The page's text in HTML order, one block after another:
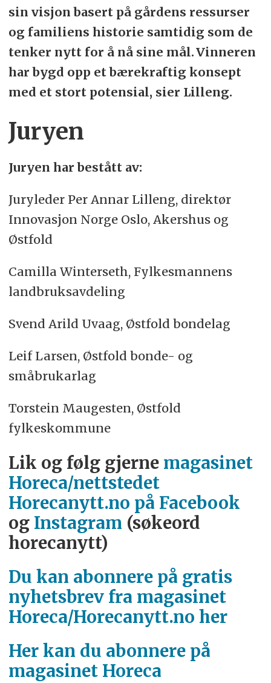
sin visjon basert på gårdens ressurser
og familiens historie samtidig som de
tenker nytt for å nå sine mål. Vinneren
har bygd opp et bærekraftig konsept
med et stort potensial, sier Lilleng.
Juryen
Juryen har bestått av:
Juryleder Per Annar Lilleng, direktør
Innovasjon Norge Oslo, Akershus og
Østfold
Camilla Winterseth, Fylkesmannens
landbruksavdeling
Svend Arild Uvaag, Østfold bondelag
Leif Larsen, Østfold bonde- og
småbrukarlag
Torstein Maugesten, Østfold
fylkeskommune
Lik og følg gjerne magasinet
Horeca/nettstedet
Horecanytt.no på Facebook
og Instagram (søkeord
horecanytt)
Du kan abonnere på gratis
nyhetsbrev fra magasinet
Horeca/Horecanytt.no her
Her kan du abonnere på
magasinet Horeca